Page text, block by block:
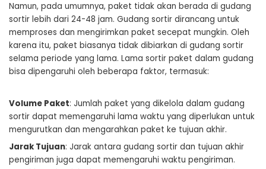
Namun, pada umumnya, paket tidak akan berada di gudang
sortir lebih dari 24-48 jam. Gudang sortir dirancang untuk
memproses dan mengirimkan paket secepat mungkin. Oleh
karena itu, paket biasanya tidak dibiarkan di gudang sortir
selama periode yang lama. Lama sortir paket dalam gudang
bisa dipengaruhi oleh beberapa faktor, termasuk:
Volume Paket: Jumlah paket yang dikelola dalam gudang
sortir dapat memengaruhi lama waktu yang diperlukan untuk
mengurutkan dan mengarahkan paket ke tujuan akhir.
Jarak Tujuan: Jarak antara gudang sortir dan tujuan akhir
pengiriman juga dapat memengaruhi waktu pengiriman.